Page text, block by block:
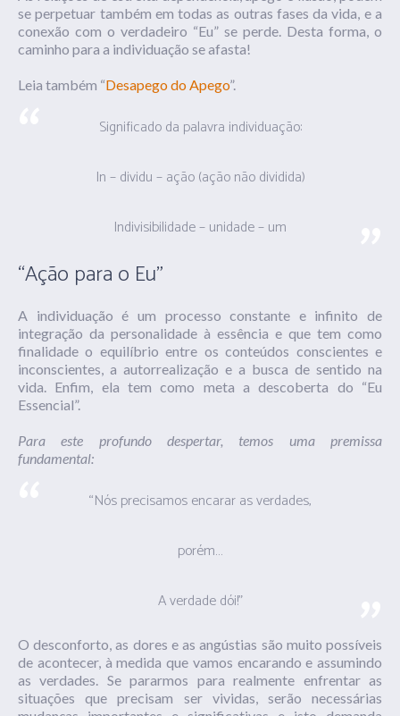
se perpetuar também em todas as outras fases da vida, e a
conexão com o verdadeiro “Eu” se perde. Desta forma, o
caminho para a individuação se afasta!
Leia também “Desapego do Apego”.
Significado da palavra individuação:
In – dividu – ação (ação não dividida)
Indivisibilidade – unidade – um
“Ação para o Eu”
A individuação é um processo constante e infinito de
integração da personalidade à essência e que tem como
finalidade o equilíbrio entre os conteúdos conscientes e
inconscientes, a autorrealização e a busca de sentido na
vida. Enfim, ela tem como meta a descoberta do “Eu
Essencial”.
Para este profundo despertar, temos uma premissa
fundamental:
“Nós precisamos encarar as verdades,
porém…
A verdade dói!”
O desconforto, as dores e as angústias são muito possíveis
de acontecer, à medida que vamos encarando e assumindo
as verdades. Se pararmos para realmente enfrentar as
situações que precisam ser vividas, serão necessárias